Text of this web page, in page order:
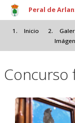
Pasar al
Peral de
Inicio
Concurso